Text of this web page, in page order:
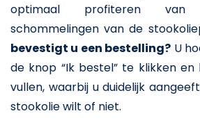
optimaal profiteren van
schommelingen van de
bevestigt u een bestelling? U
de knop “Ik bestel” te klikken
vullen, waarbij u duidelijk
stookolie wilt of niet.